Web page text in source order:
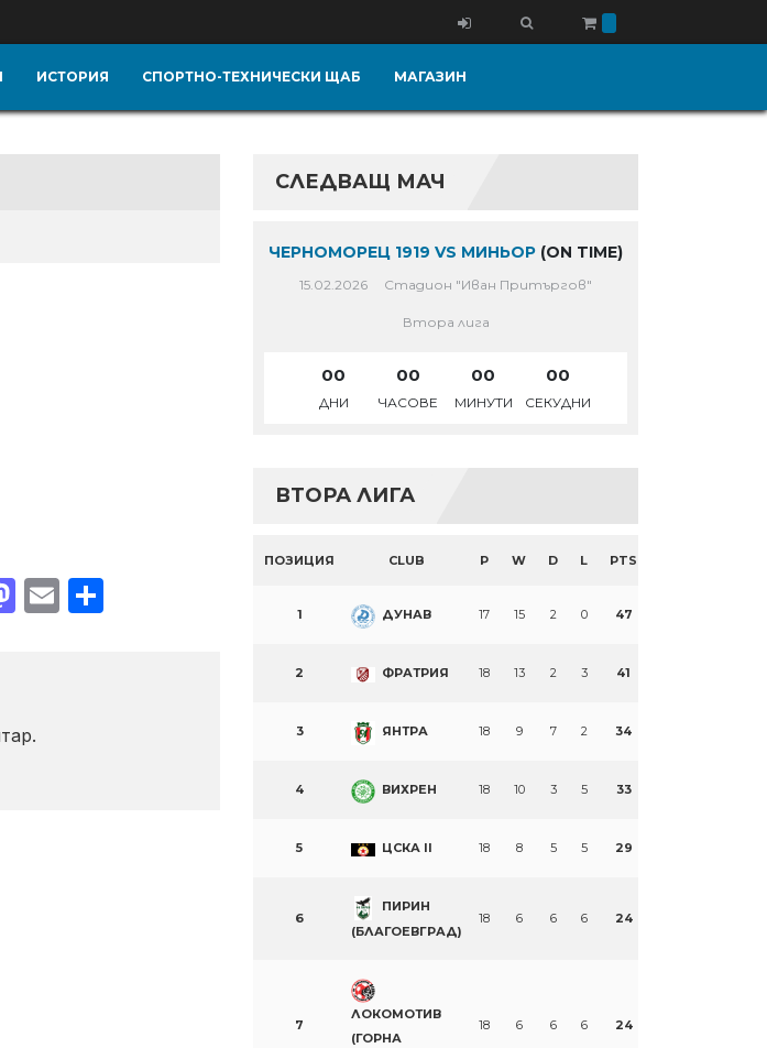
ИСТОРИЯ СПОРТНО-ТЕХНИЧЕСКИ ЩАБ МАГАЗИН
Mastodon
EmailShare
СЛЕДВАЩ МАЧ
ЧЕРНОМОРЕЦ 1919 VS МИНЬОР (ON TIME)
15.02.2026 Стадион "Иван Притъргов"
Втора лига
00
ДНИ
00
ЧАСОВЕ
00
МИНУТИ
00
СЕКУДНИ
ВТОРА ЛИГА
ПОЗИЦИЯ CLUB P W D L PTS
1 ДУНАВ 17 15 2 0 47
2 ФРАТРИЯ 18 13 2 3 41
3 ЯНТРА 18 9 7 2 34
4 ВИХРЕН 18 10 3 5 33
5 ЦСКА II 18 8 5 5 29
6
ПИРИН
(БЛАГОЕВГРАД)
18 6 6 6 24
7
ЛОКОМОТИВ
(ГОРНА
18 6 6 6 24